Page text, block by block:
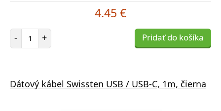
4.45 €
- Počet položiek
+ Pridať do košíka
Dátový kábel Swissten USB / USB-C, 1m, čierna